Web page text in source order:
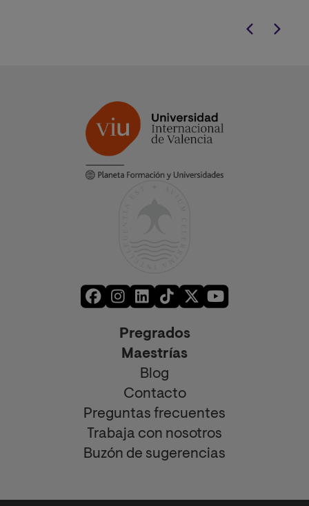
Pregrados
Maestrías
Blog
Contacto
Preguntas frecuentes
Trabaja con nosotros
Buzón de sugerencias